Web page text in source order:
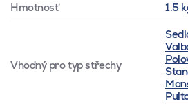
Hmotnosť 1.5
Vhodný pro typ střechy